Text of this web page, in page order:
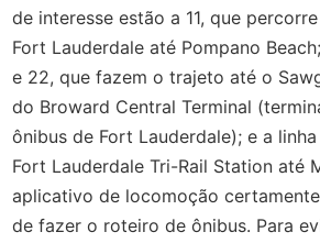
de interesse estão a 11, que
Fort Lauderdale até Pompano
e 22, que fazem o trajeto até o
do Broward Central Terminal
ônibus de Fort Lauderdale); e a
Fort Lauderdale Tri-Rail Station até
aplicativo de locomoção
de fazer o roteiro de ônibus. Para